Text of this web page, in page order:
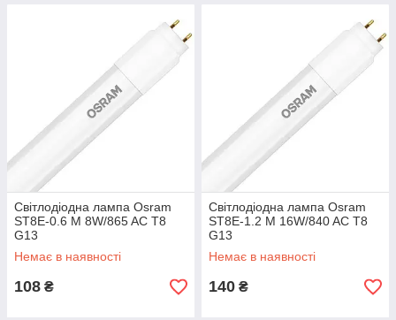
Світлодіодна лампа Osram
ST8E-0.6 M 8W/865 AC T8
G13
Немає в наявності
108 ₴
Світлодіодна лампа Osram
ST8E-1.2 M 16W/840 AC T8
G13
Немає в наявності
140 ₴